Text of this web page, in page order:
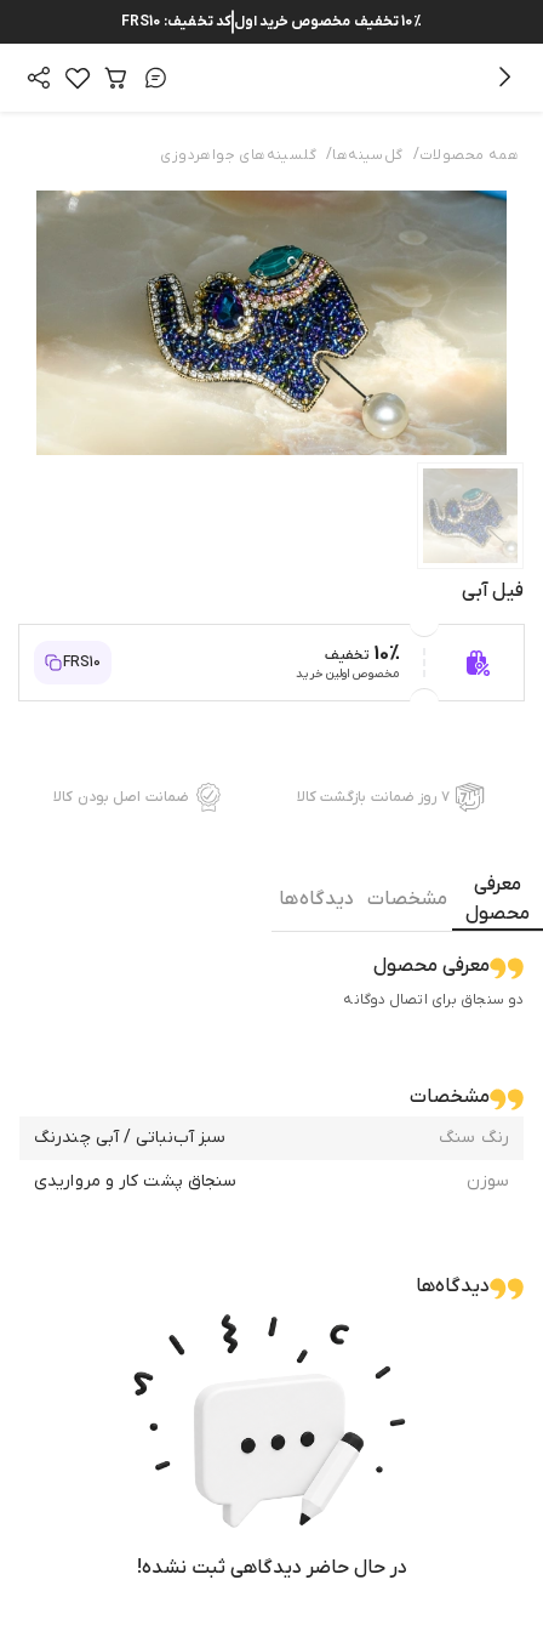
10%تخفیف مخصوص خرید اولکد تخفیف: FRS10
همه محصولات/ گل‌سینه‌ها/ گلسینه‌ها‌ی جواهردوزی
فیل آبی
10% تخفیف
مخصوص اولین خرید
FRS10
۷ روز ضمانت بازگشت کالا ضمانت اصل بودن کالا
معرفی
محصول
مشخصات دیدگاه ها
معرفی محصول
دو سنجاق برای اتصال دوگانه
مشخصات
رنگ سنگ
سبز آب‌نباتی / آبی چندرنگ
سوزن
سنجاق پشت کار و مرواریدی
دیدگاه‌ها
در حال حاضر دیدگاهی ثبت نشده!